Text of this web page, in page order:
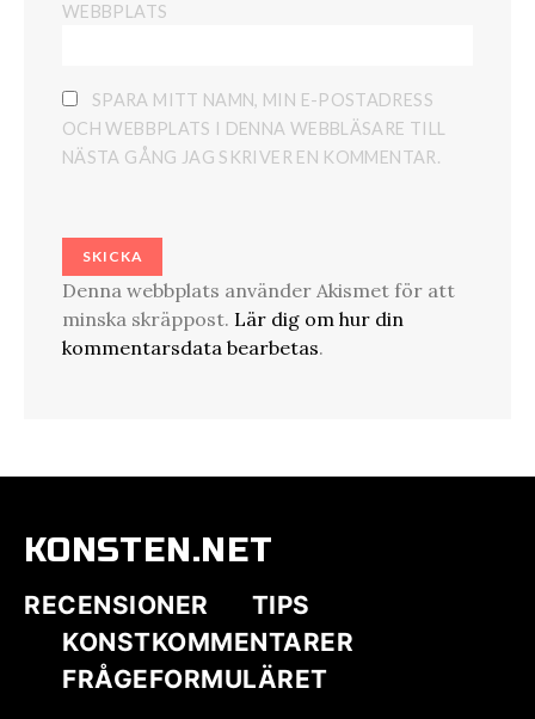
WEBBPLATS
SPARA MITT NAMN, MIN E-POSTADRESS
OCH WEBBPLATS I DENNA WEBBLÄSARE TILL
NÄSTA GÅNG JAG SKRIVER EN KOMMENTAR.
Denna webbplats använder Akismet för att
minska skräppost. Lär dig om hur din
kommentarsdata bearbetas.
KONSTEN.NET
RECENSIONER
TIPS
KONSTKOMMENTARER
FRÅGEFORMULÄRET